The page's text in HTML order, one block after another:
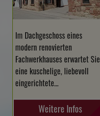
Im Dachgeschoss eines
modern renovierten
Fachwerkhauses erwartet Sie
eine kuschelige, liebevoll
eingerichtete…
Weitere Infos